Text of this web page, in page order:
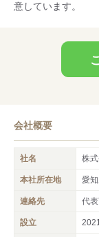
意しています。
会社概要
社名 株
本社所在地 愛
連絡先 代
設立